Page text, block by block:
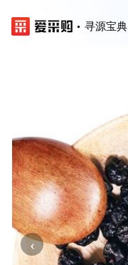
寻源宝典
‹